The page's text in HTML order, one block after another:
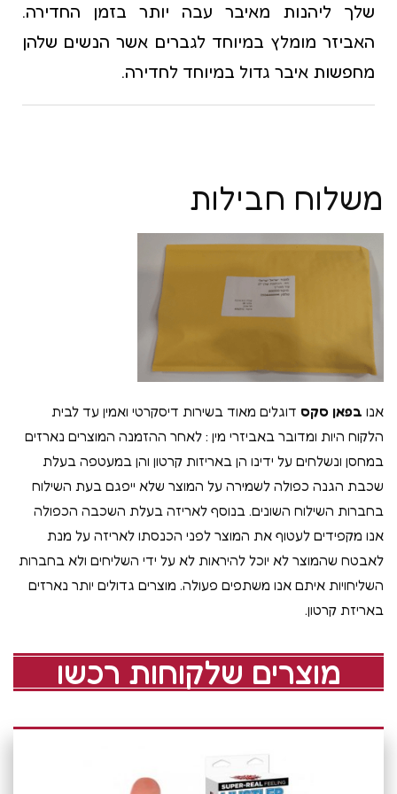
שלך ליהנות מאיבר עבה יותר בזמן החדירה.
האביזר מומלץ במיוחד לגברים אשר הנשים שלהן
מחפשות איבר גדול במיוחד לחדירה.
משלוח חבילות
אנו בפאן סקס דוגלים מאוד בשירות דיסקרטי ואמין עד לבית
הלקוח היות ומדובר באביזרי מין : לאחר ההזמנה המוצרים נארזים
במחסן ונשלחים על ידינו הן באריזות קרטון והן במעטפה בעלת
שכבת הגנה כפולה לשמירה על המוצר שלא ייפגם בעת השילוח
בחברות השילוח השונים. בנוסף לאריזה בעלת השכבה הכפולה
אנו מקפידים לעטוף את המוצר לפני הכנסתו לאריזה על מנת
לאבטח שהמוצר לא יוכל להיראות לא על ידי השליחים ולא בחברות
השליחויות איתם אנו משתפים פעולה. מוצרים גדולים יותר נארזים
באריזת קרטון.
מוצרים שלקוחות רכשו